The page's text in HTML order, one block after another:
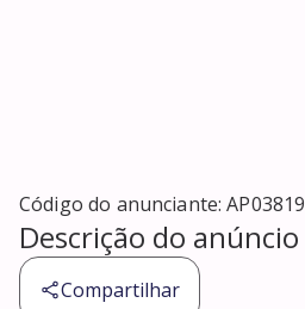
Código do anunciante:AP03819
Descrição do anúncio
Compartilhar